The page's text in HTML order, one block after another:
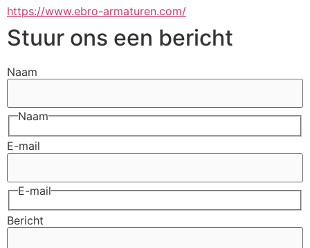
https://www.ebro-armaturen.com/
Stuur ons een bericht
Naam
Naam
E-mail
E-mail
Bericht